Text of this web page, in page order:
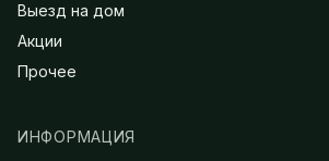
Выезд на дом
Акции
Прочее
ИНФОРМАЦИЯ